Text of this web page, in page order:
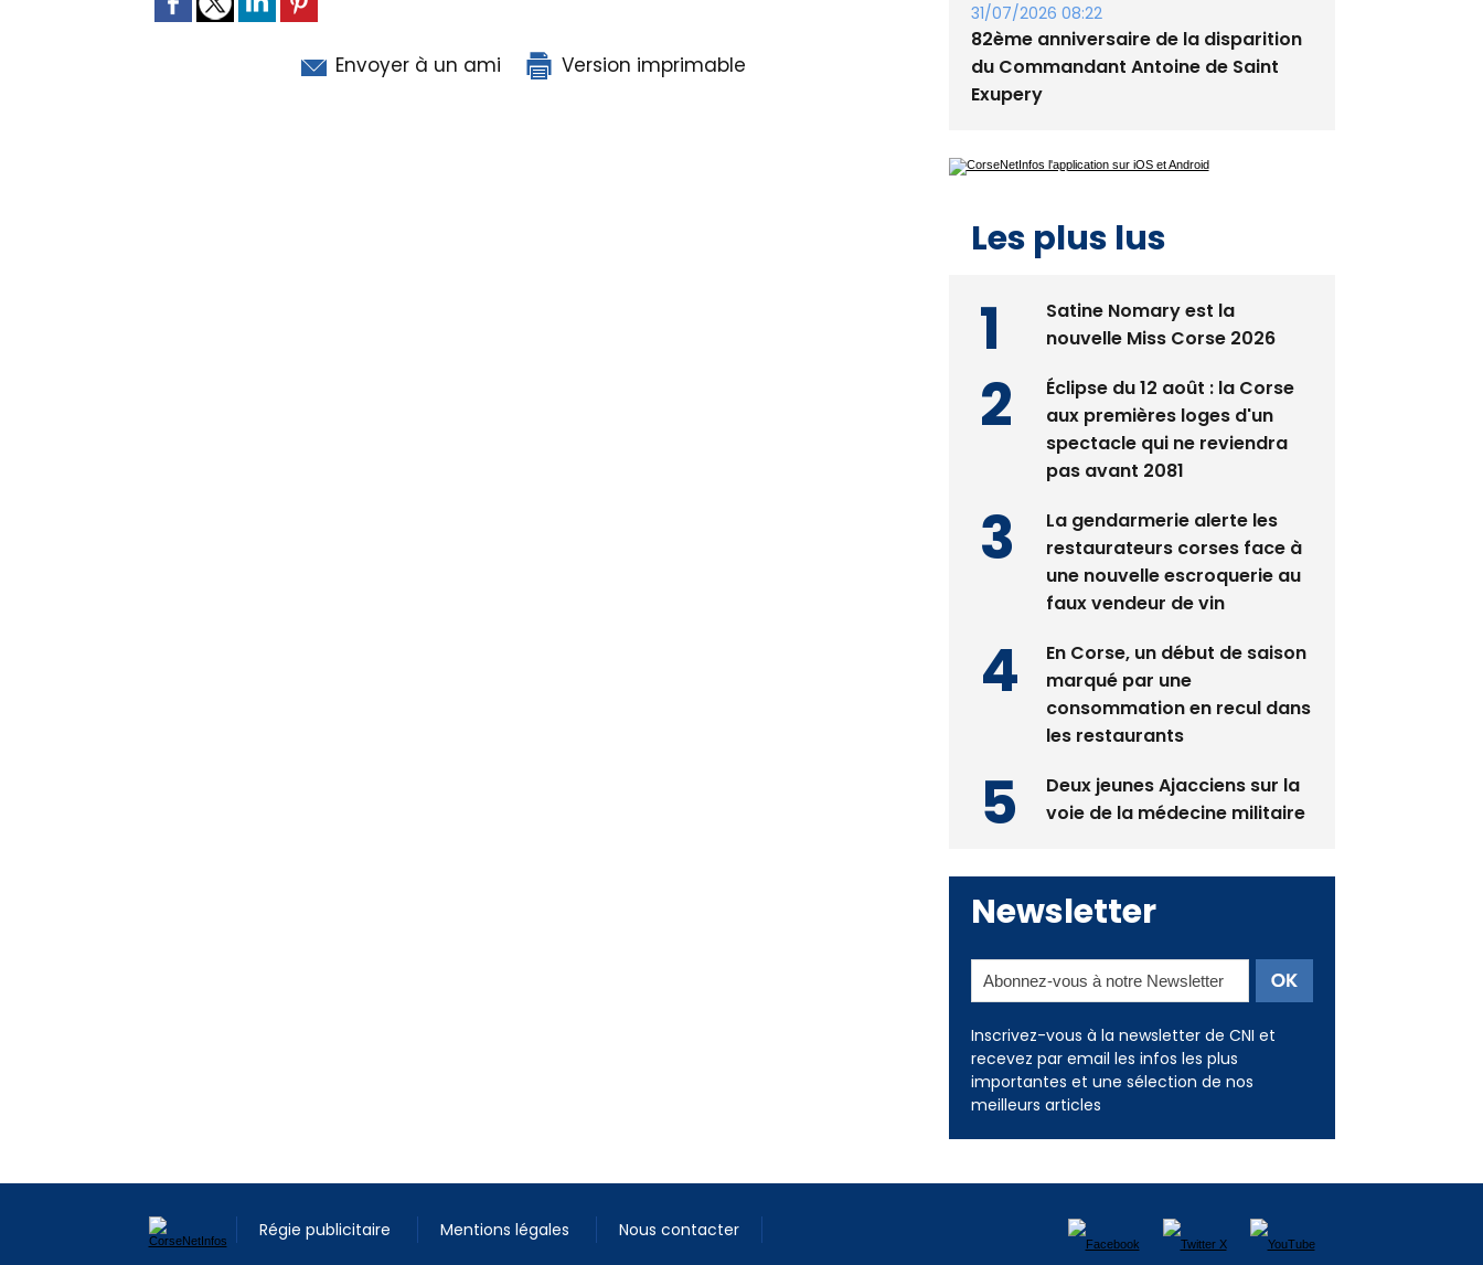
Envoyer à un ami Version imprimable
31/07/2026 08:22
82ème anniversaire de la disparition
du Commandant Antoine de Saint
Exupery
Les plus lus
Satine Nomary est la
nouvelle Miss Corse 2026
Éclipse du 12 août : la Corse
aux premières loges d'un
spectacle qui ne reviendra
pas avant 2081
La gendarmerie alerte les
restaurateurs corses face à
une nouvelle escroquerie au
faux vendeur de vin
En Corse, un début de saison
marqué par une
consommation en recul dans
les restaurants
Deux jeunes Ajacciens sur la
voie de la médecine militaire
Newsletter
Inscrivez-vous à la newsletter de CNI et
recevez par email les infos les plus
importantes et une sélection de nos
meilleurs articles
Régie publicitaire Mentions légales Nous contacter